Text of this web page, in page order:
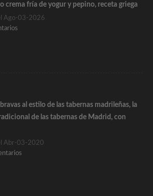
crema fría de yogur y pepino, receta griega
Ago-03-2026
al estilo de las tabernas madrileñas, la
de las tabernas de Madrid, con
Abr-03-2020